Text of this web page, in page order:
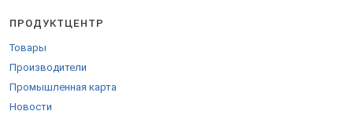
ПРОДУКТЦЕНТР
Товары
Производители
Промышленная карта
Новости